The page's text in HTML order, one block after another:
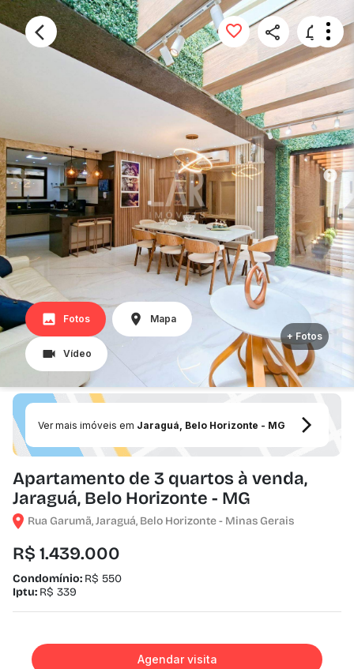
Fotos Mapa
Vídeo
+ Fotos
Ver mais imóveis em Jaraguá, Belo Horizonte - MG
Apartamento de 3 quartos à venda,
Jaraguá, Belo Horizonte - MG
Rua Garumã, Jaraguá, Belo Horizonte - Minas Gerais
R$ 1.439.000
Condomínio: R$ 550
Iptu: R$ 339
Agendar visita